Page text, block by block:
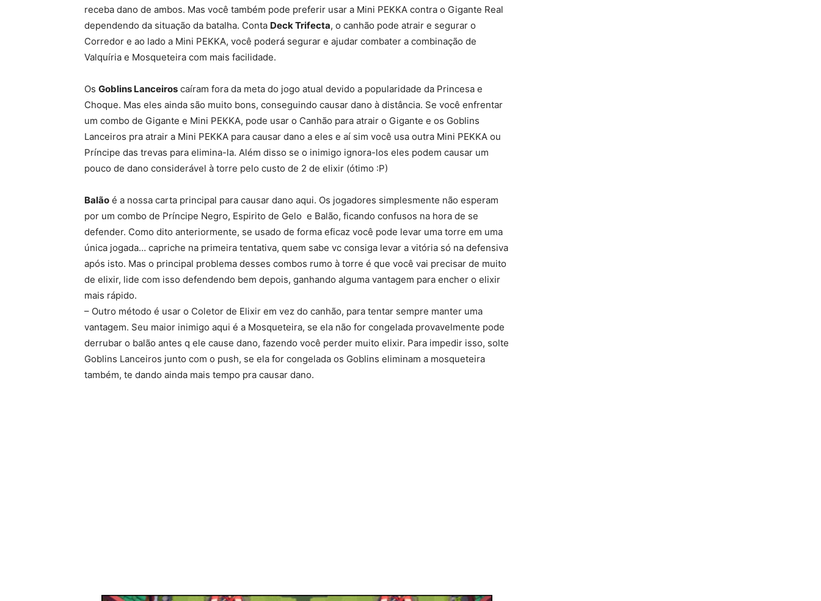
receba dano de ambos. Mas você também pode preferir usar a Mini PEKKA contra o Gigante Real
dependendo da situação da batalha. Conta Deck Trifecta, o canhão pode atrair e segurar o
Corredor e ao lado a Mini PEKKA, você poderá segurar e ajudar combater a combinação de
Valquíria e Mosqueteira com mais facilidade.
Os Goblins Lanceiros caíram fora da meta do jogo atual devido a popularidade da Princesa e
Choque. Mas eles ainda são muito bons, conseguindo causar dano à distância. Se você enfrentar
um combo de Gigante e Mini PEKKA, pode usar o Canhão para atrair o Gigante e os Goblins
Lanceiros pra atrair a Mini PEKKA para causar dano a eles e aí sim você usa outra Mini PEKKA ou
Príncipe das trevas para elimina-la. Além disso se o inimigo ignora-los eles podem causar um
pouco de dano considerável à torre pelo custo de 2 de elixir (ótimo :P)
Balão é a nossa carta principal para causar dano aqui. Os jogadores simplesmente não esperam
por um combo de Príncipe Negro, Espirito de Gelo e Balão, ficando confusos na hora de se
defender. Como dito anteriormente, se usado de forma eficaz você pode levar uma torre em uma
única jogada… capriche na primeira tentativa, quem sabe vc consiga levar a vitória só na defensiva
após isto. Mas o principal problema desses combos rumo à torre é que você vai precisar de muito
de elixir, lide com isso defendendo bem depois, ganhando alguma vantagem para encher o elixir
mais rápido.
– Outro método é usar o Coletor de Elixir em vez do canhão, para tentar sempre manter uma
vantagem. Seu maior inimigo aqui é a Mosqueteira, se ela não for congelada provavelmente pode
derrubar o balão antes q ele cause dano, fazendo você perder muito elixir. Para impedir isso, solte
Goblins Lanceiros junto com o push, se ela for congelada os Goblins eliminam a mosqueteira
também, te dando ainda mais tempo pra causar dano.